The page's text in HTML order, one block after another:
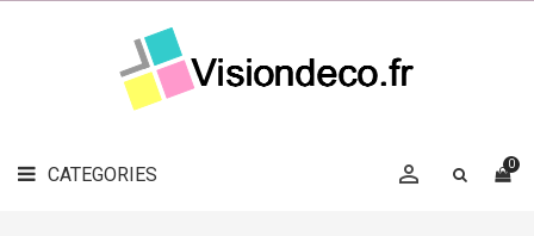
CATEGORIES 0

LE
MAG
DÉCO
